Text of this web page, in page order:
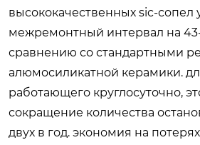
высококачественных sic-сопел
межремонтный интервал на 43-
сравнению со стандартными
алюмосиликатной керамики.
работающего круглосуточно,
сокращение количества
двух в год. экономия на